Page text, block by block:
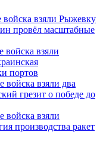
взяли Рыжевку
провёл масштабные
взяли
портов
взяли два
грезит о победе до
взяли
производства ракет